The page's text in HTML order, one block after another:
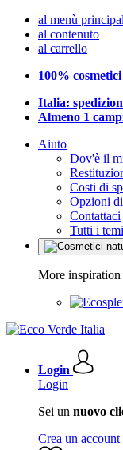
al menù
al contenuto
al carrello
100%
Italia:
Almeno 1
Aiuto
Dov'è il
Costi di
Opzioni
Contattaci
Tutti i temi
More inspiration
Login
Login
Sei un nuovo
Crea un account